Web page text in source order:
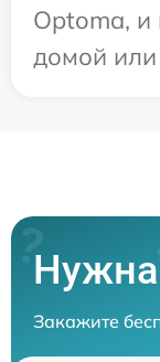
Optoma, и
домой
Нужна
Закажите